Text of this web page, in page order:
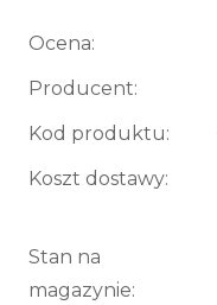
Ocena:
Producent:
Kod produktu:
Koszt dostawy:
Stan na
magazynie: